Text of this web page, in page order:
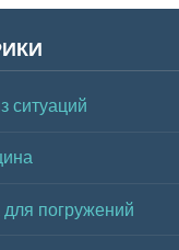
ситуаций
для погружений